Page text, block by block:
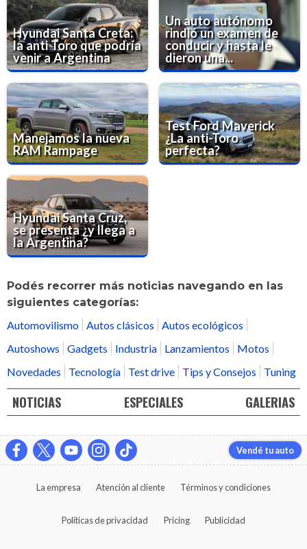
Hyundai Santa Creta:
la anti Toro que podría
venir a Argentina
Un auto autónomo
rindió un examen de
conducir y hasta le
dieron una...
Manejamos la nueva
RAM Rampage
Test Ford Maverick
¿La anti-Toro
perfecta?
Hyundai Santa Cruz,
se presenta ¿y llega a
la Argentina?
Podés recorrer más noticias navegando en las
siguientes categorías:
Automovilismo
Autos clásicos
Autos ecológicos
Autoshows
Gadgets Industria Lanzamientos
Motos
Novedades
Tecnología Test drive Tips y Consejos Tuning
NOTICIAS ESPECIALES GALERIAS
Vendé tu auto
La empresa Atención al cliente Términos y condiciones
Políticas de privacidad Pricing Publicidad